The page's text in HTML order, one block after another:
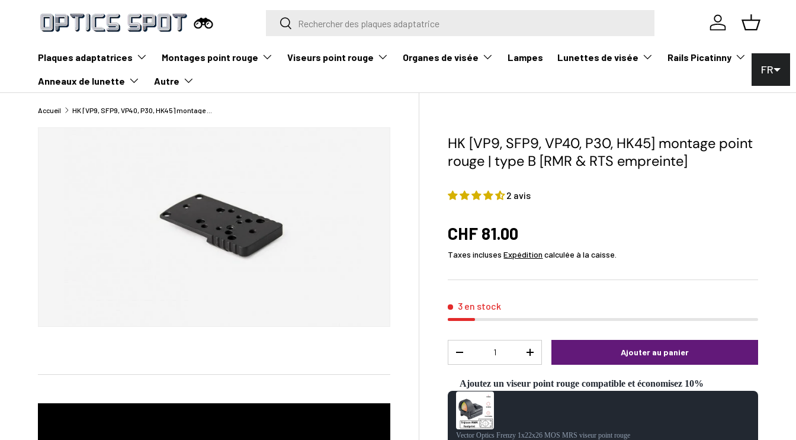
Aller au contenu Rechercher
Rechercher
Se connecter
Panier
Plaques adaptatrices Montages point rouge Viseurs point rouge Organes de visée Lampes Lunettes de visée Rails Picatinny
Anneaux de lunette Autre
Accueil
HK [VP9, SFP9, VP40, P30, HK45] montage point
rouge | type B [RMR & RTS empreinte]
2 avis
CHF 81.00
Taxes inclusesExpédition calculée à la caisse.
3 en stock
-
+ Ajouter au panier
Ajoutez un viseur point rouge compatible et économisez 10%
Use the Previous and Next buttons to navigate through product recommendations, or scroll
Vector Optics Frenzy 1x22x26 MOS MRS viseur point rouge
FR